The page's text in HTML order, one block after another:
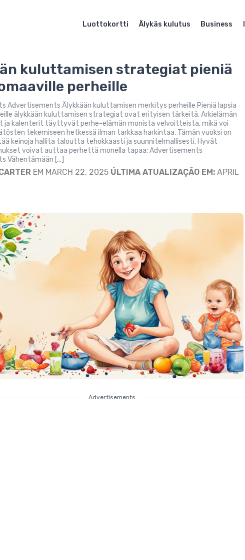
Luottokortti Älykäs kulutus Business
kuluttamisen strategiat pieniä
perheille
Advertisements Älykkään kuluttamisen merkitys perheille Pieniä lapsia
älykkään kuluttamisen strategiat ovat erityisen tärkeitä. Arkielämän
ja kalenterit täyttyvät perhe-elämän monista velvoitteista, mikä voi
tekemiseen hetkessä ilman tarkkaa harkintaa. Tämän vuoksi on
keinoja hallita taloutta tehokkaasti ja suunnitelmallisesti. Hyvät
voivat auttaa perhettä monella tapaa: Advertisements
Vähentämään […]
EM MARCH 22, 2025 ÚLTIMA ATUALIZAÇÃO EM: APRIL
Advertisements